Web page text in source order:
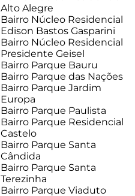
Alto Alegre
Bairro Núcleo Residencial
Edison Bastos Gasparini
Bairro Núcleo Residencial
Presidente Geisel
Bairro Parque Bauru
Bairro Parque das Nações
Bairro Parque Jardim
Europa
Bairro Parque Paulista
Bairro Parque Residencial
Castelo
Bairro Parque Santa
Cândida
Bairro Parque Santa
Terezinha
Bairro Parque Viaduto